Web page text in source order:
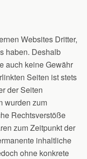
Websites Dritter,
haben. Deshalb
auch keine Gewähr
Seiten ist stets
der Seiten
wurden zum
Rechtsverstöße
zum Zeitpunkt der
inhaltliche
ohne konkrete